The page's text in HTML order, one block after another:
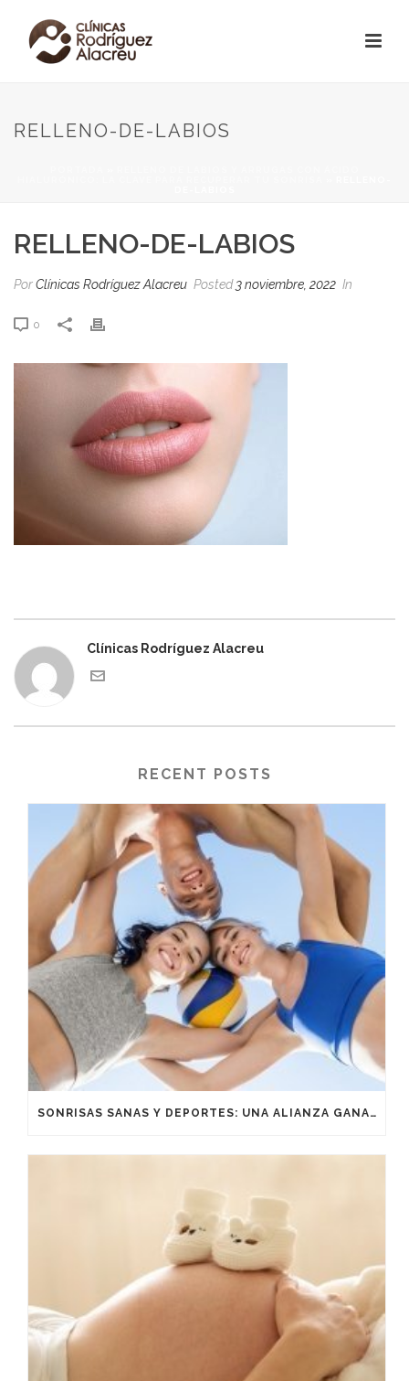
RELLENO-DE-LABIOS
RELLENO-DE-LABIOS
PorClínicas Rodríguez Alacreu Posted3 noviembre, 2022 In
0
Clínicas Rodríguez Alacreu
RECENT POSTS
SONRISAS SANAS Y DEPORTES: UNA ALIANZA GANADORA